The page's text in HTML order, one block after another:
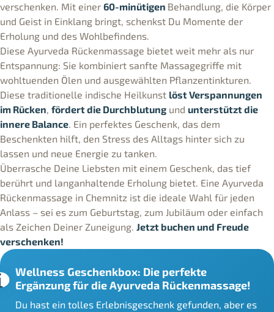
verschenken. Mit einer 60-minütigen Behandlung, die Körper
und Geist in Einklang bringt, schenkst Du Momente der
Erholung und des Wohlbefindens.
Diese Ayurveda Rückenmassage bietet weit mehr als nur
Entspannung: Sie kombiniert sanfte Massagegriffe mit
wohltuenden Ölen und ausgewählten Pflanzentinkturen.
Diese traditionelle indische Heilkunst löst Verspannungen
im Rücken, fördert die Durchblutung und unterstützt die
innere Balance. Ein perfektes Geschenk, das dem
Beschenkten hilft, den Stress des Alltags hinter sich zu
lassen und neue Energie zu tanken.
Überrasche Deine Liebsten mit einem Geschenk, das tief
berührt und langanhaltende Erholung bietet. Eine Ayurveda
Rückenmassage in Chemnitz ist die ideale Wahl für jeden
Anlass – sei es zum Geburtstag, zum Jubiläum oder einfach
als Zeichen Deiner Zuneigung. Jetzt buchen und Freude
verschenken!
Wellness Geschenkbox: Die perfekte
Ergänzung für die Ayurveda Rückenmassage!
Du hast ein tolles Erlebnisgeschenk gefunden, aber es